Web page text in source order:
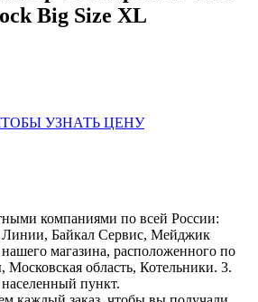
Big Size XL
УЗНАТЬ ЦЕНУ
компаниями по всей России:
Байкал Сервис, Мейджик
магазина, расположенного по
Московская область, Котельники. 3.
пункт.